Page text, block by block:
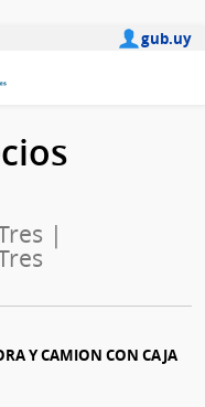
gub.uy
|
Y CAMION CON CAJA